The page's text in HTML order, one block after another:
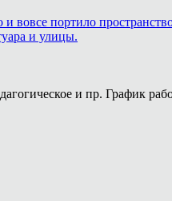
и вовсе портило
и улицы.
и пр. График